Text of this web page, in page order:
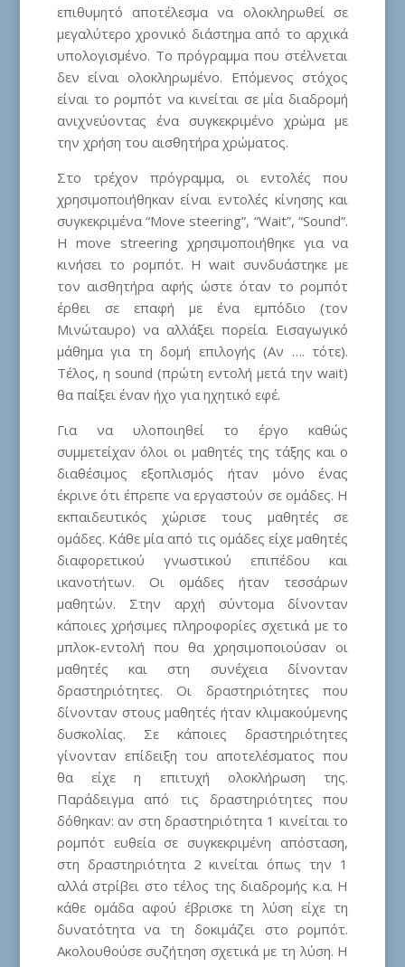
επιθυμητό αποτέλεσμα να ολοκληρωθεί σε
μεγαλύτερο χρονικό διάστημα από το αρχικά
υπολογισμένο. Το πρόγραμμα που στέλνεται
δεν είναι ολοκληρωμένο. Επόμενος στόχος
είναι το ρομπότ να κινείται σε μία διαδρομή
ανιχνεύοντας ένα συγκεκριμένο χρώμα με
την χρήση του αισθητήρα χρώματος.
Στο τρέχον πρόγραμμα, οι εντολές που
χρησιμοποιήθηκαν είναι εντολές κίνησης και
συγκεκριμένα “Move steering”, “Wait”, “Sound”.
Η move streering χρησιμοποιήθηκε για να
κινήσει το ρομπότ. Η wait συνδυάστηκε με
τον αισθητήρα αφής ώστε όταν το ρομπότ
έρθει σε επαφή με ένα εμπόδιο (τον
Μινώταυρο) να αλλάξει πορεία. Εισαγωγικό
μάθημα για τη δομή επιλογής (Αν …. τότε).
Τέλος, η sound (πρώτη εντολή μετά την wait)
θα παίξει έναν ήχο για ηχητικό εφέ.
Για να υλοποιηθεί το έργο καθώς
συμμετείχαν όλοι οι μαθητές της τάξης και ο
διαθέσιμος εξοπλισμός ήταν μόνο ένας
έκρινε ότι έπρεπε να εργαστούν σε ομάδες. Η
εκπαιδευτικός χώρισε τους μαθητές σε
ομάδες. Κάθε μία από τις ομάδες είχε μαθητές
διαφορετικού γνωστικού επιπέδου και
ικανοτήτων. Οι ομάδες ήταν τεσσάρων
μαθητών. Στην αρχή σύντομα δίνονταν
κάποιες χρήσιμες πληροφορίες σχετικά με το
μπλοκ-εντολή που θα χρησιμοποιούσαν οι
μαθητές και στη συνέχεια δίνονταν
δραστηριότητες. Οι δραστηριότητες που
δίνονταν στους μαθητές ήταν κλιμακούμενης
δυσκολίας. Σε κάποιες δραστηριότητες
γίνονταν επίδειξη του αποτελέσματος που
θα είχε η επιτυχή ολοκλήρωση της.
Παράδειγμα από τις δραστηριότητες που
δόθηκαν: αν στη δραστηριότητα 1 κινείται το
ρομπότ ευθεία σε συγκεκριμένη απόσταση,
στη δραστηριότητα 2 κινείται όπως την 1
αλλά στρίβει στο τέλος της διαδρομής κ.α. Η
κάθε ομάδα αφού έβρισκε τη λύση είχε τη
δυνατότητα να τη δοκιμάζει στο ρομπότ.
Ακολουθούσε συζήτηση σχετικά με τη λύση. Η